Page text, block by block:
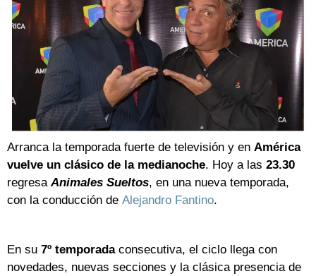
Arranca la temporada fuerte de televisión y en América
vuelve un clásico de la medianoche. Hoy a las 23.30
regresaAnimales Sueltos, en una nueva temporada,
con la conducción de Alejandro Fantino.
En su 7º temporadaconsecutiva, el ciclo llega con
novedades, nuevas secciones y la clásica presencia de